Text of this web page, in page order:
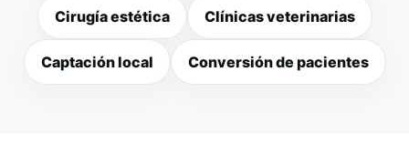
Cirugía estética Clínicas veterinarias
Captación local Conversión de pacientes